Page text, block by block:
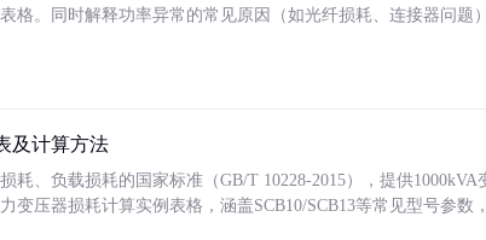
格。同时解释功率异常的常见原因（如光纤损耗、连接器问题
及计算方法
耗、负载损耗的国家标准（GB/T 10228-2015），提供
变压器损耗计算实例表格，涵盖SCB10/SCB13等常见型号参数